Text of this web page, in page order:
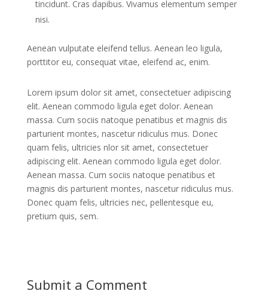
tincidunt. Cras dapibus. Vivamus elementum semper
nisi.
Aenean vulputate eleifend tellus. Aenean leo ligula,
porttitor eu, consequat vitae, eleifend ac, enim.
Lorem ipsum dolor sit amet, consectetuer adipiscing
elit. Aenean commodo ligula eget dolor. Aenean
massa. Cum sociis natoque penatibus et magnis dis
parturient montes, nascetur ridiculus mus. Donec
quam felis, ultricies nlor sit amet, consectetuer
adipiscing elit. Aenean commodo ligula eget dolor.
Aenean massa. Cum sociis natoque penatibus et
magnis dis parturient montes, nascetur ridiculus mus.
Donec quam felis, ultricies nec, pellentesque eu,
pretium quis, sem.
Submit a Comment